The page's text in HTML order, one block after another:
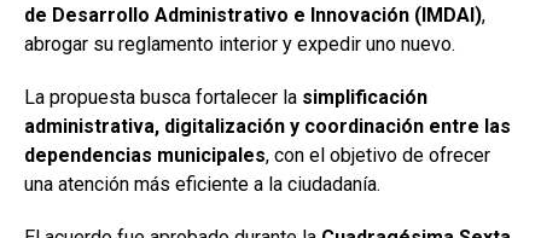
de Desarrollo Administrativo e Innovación (IMDAI),
abrogar su reglamento interior y expedir uno nuevo.
La propuesta busca fortalecer la simplificación
administrativa, digitalización y coordinación entre las
dependencias municipales, con el objetivo de ofrecer
una atención más eficiente a la ciudadanía.